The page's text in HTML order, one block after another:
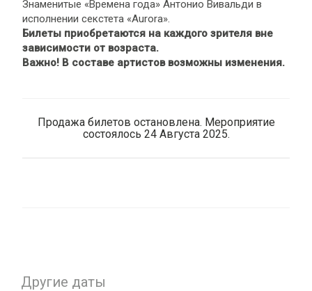
Знаменитые «Времена года» Антонио Вивальди в
исполнении секстета «Aurora».
Билеты приобретаются на каждого зрителя вне
зависимости от возраста.
Важно! В составе артистов возможны изменения.
Продажа билетов остановлена. Мероприятие
состоялось 24 Августа 2025.
Другие даты